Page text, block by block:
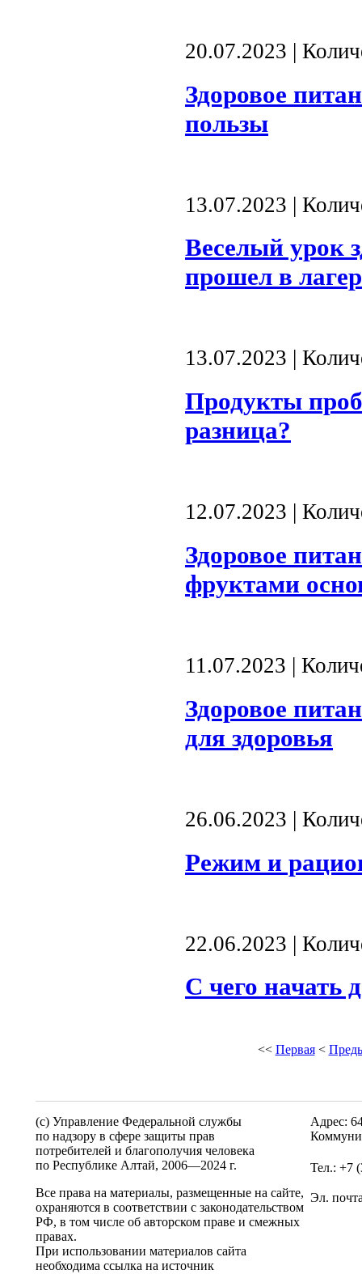
20.07.2023 |
Здоровое
пользы
13.07.2023 |
Веселый урок
прошел в
13.07.2023 |
Продукты
разница?
12.07.2023 |
Здоровое
фруктами
11.07.2023 |
Здоровое
для здоровья
26.06.2023 |
Режим и
22.06.2023 |
С чего начать
<< Первая<
(c) Управление Федеральной службы
по надзору в сфере защиты прав
потребителей и благополучия человека
по Республике Алтай, 2006—2024 г.
Все права на материалы, размещенные на сайте,
охраняются в соответствии с законодательством
РФ, в том числе об авторском праве и смежных
правах.
При использовании материалов сайта
необходима ссылка на источник
Адрес:
Тел.: +7
Эл.